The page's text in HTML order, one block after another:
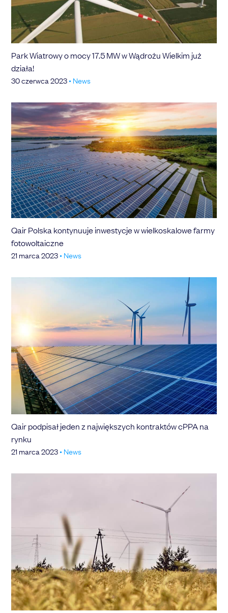
Park Wiatrowy o mocy 17.5 MW w Wądrożu Wielkim już
działa!
30 czerwca 2023• News
Qair Polska kontynuuje inwestycje w wielkoskalowe farmy
fotowoltaiczne
21 marca 2023• News
Qair podpisał jeden z największych kontraktów cPPA na
rynku
21 marca 2023• News